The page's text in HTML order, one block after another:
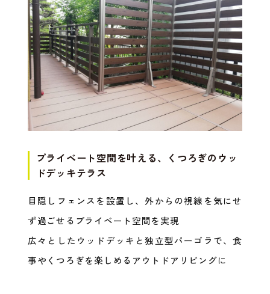
プライベート空間を叶える、くつろぎのウッ
ドデッキテラス
目隠しフェンスを設置し、外からの視線を気にせ
ず過ごせるプライベート空間を実現
広々としたウッドデッキと独立型パーゴラで、食
事やくつろぎを楽しめるアウトドアリビングに